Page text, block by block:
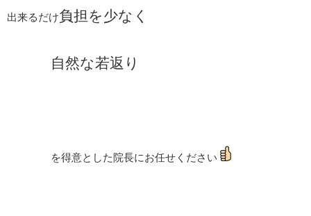
出来るだけ負担を少なく
自然な若返り
を得意とした院長にお任せください